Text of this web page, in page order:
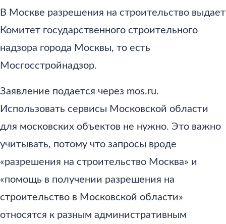
В Москве разрешения на строительство выдает
Комитет государственного строительного
надзора города Москвы, то есть
Мосгосстройнадзор.
Заявление подается через mos.ru.
Использовать сервисы Московской области
для московских объектов не нужно. Это важно
учитывать, потому что запросы вроде
«разрешения на строительство Москва» и
«помощь в получении разрешения на
строительство в Московской области»
относятся к разным административным